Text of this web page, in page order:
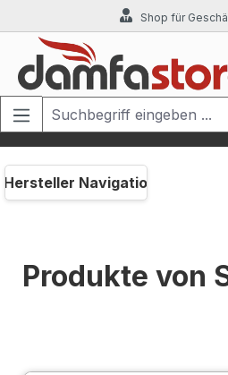
Zum Hauptinhalt springen
Shop für
Hersteller Navigation
Produkte von